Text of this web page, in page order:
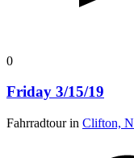
0
Friday 3/15/19
Fahrradtour in Clifton,